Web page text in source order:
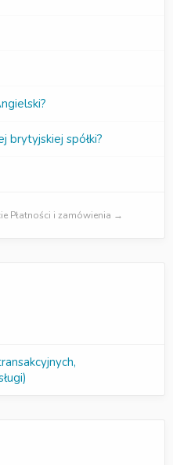
brytyjskiej spółki?
Płatności i zamówienia →